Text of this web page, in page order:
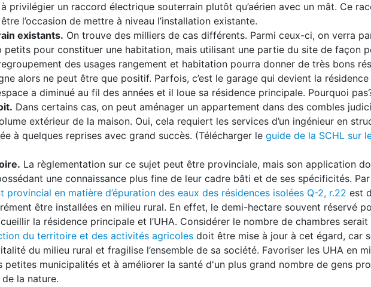
privilégier un raccord électrique souterrain plutôt qu’aérien avec un mât. Ce
l’occasion de mettre à niveau l’installation existante.
existants. On trouve des milliers de cas différents. Parmi ceux-ci, on verra
petits pour constituer une habitation, mais utilisant une partie du site de façon
des usages rangement et habitation pourra donner de très bons
alors ne peut être que positif. Parfois, c’est le garage qui devient la résidence
a diminué au fil des années et il loue sa résidence principale. Pourquoi
Dans certains cas, on peut aménager un appartement dans des combles
extérieur de la maison. Oui, cela requiert les services d’un ingénieur en
à quelques reprises avec grand succès. (Télécharger le guide de la SCHL sur
La règlementation sur ce sujet peut être provinciale, mais son application
une connaissance plus fine de leur cadre bâti et de ses spécificités.
provincial en matière d’épuration des eaux des résidences isolées Q-2, r.22 est
être installées en milieu rural. En effet, le demi-hectare souvent réservé
la résidence principale et l’UHA. Considérer le nombre de chambres serait
du territoire et des activités agricoles doit être mise à jour à cet égard, car
du milieu rural et fragilise l’ensemble de sa société. Favoriser les UHA en
petites municipalités et à améliorer la santé d'un plus grand nombre de gens
la nature.